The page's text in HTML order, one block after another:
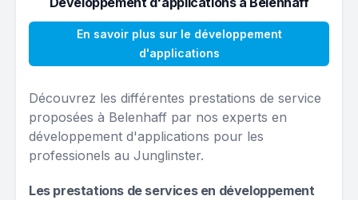
En savoir plus sur le développement
d'applications
Découvrez les différentes prestations de service
proposées à Belenhaff par nos experts en
développement d'applications pour les
professionels au Junglinster.
Les prestations de services en développement